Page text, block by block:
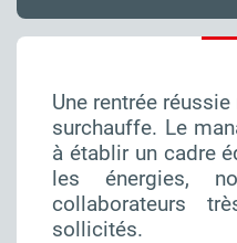
Une rentrée
surchauffe. Le
à établir un cadre
les énergies,
collaborateurs
sollicités.